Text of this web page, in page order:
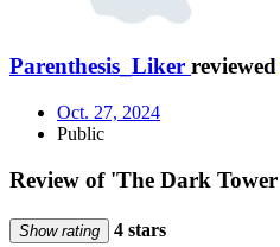
Parenthesis_Liker reviewed
Oct. 27, 2024
Public
Review of 'The Dark
Show rating 4 stars